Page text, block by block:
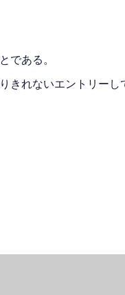
である。
きれないエントリー